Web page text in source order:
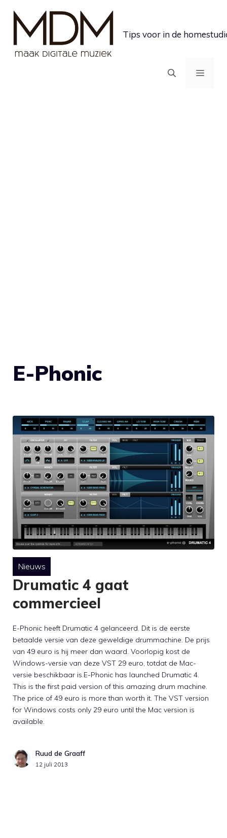
inhoud
Tips voor in de
MENU
E-Phonic
Nieuws
Drumatic 4 gaat
commercieel
E-Phonic heeft Drumatic 4 gelanceerd. Dit is de eerste
betaalde versie van deze geweldige drummachine. De prijs
van 49 euro is hij meer dan waard. Voorlopig kost de
Windows-versie van deze VST 29 euro, totdat de Mac-
versie beschikbaar is.E-Phonic has launched Drumatic 4.
This is the first paid version of this amazing drum machine.
The price of 49 euro is more than worth it. The VST version
for Windows costs only 29 euro until the Mac version is
available.
Ruud de Graaff
12 juli 2013